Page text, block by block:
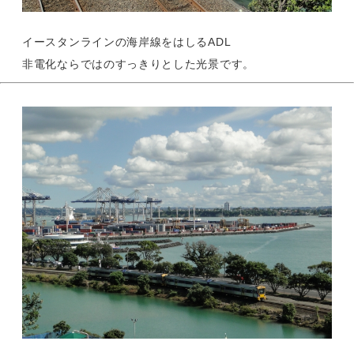
イースタンラインの海岸線をはしるADL
非電化ならではのすっきりとした光景です。